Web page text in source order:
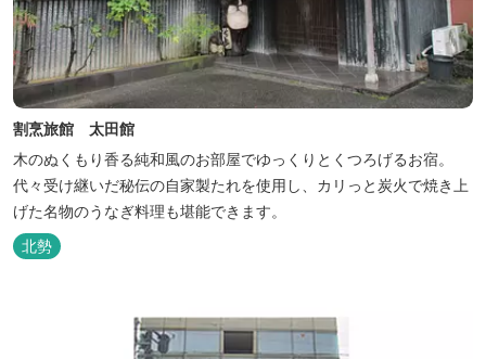
割烹旅館 太田館
木のぬくもり香る純和風のお部屋でゆっくりとくつろげるお宿。
代々受け継いだ秘伝の自家製たれを使用し、カリっと炭火で焼き上
げた名物のうなぎ料理も堪能できます。
北勢